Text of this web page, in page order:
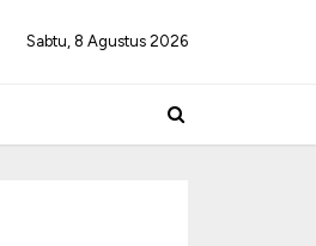
Sabtu, 8 Agustus 2026